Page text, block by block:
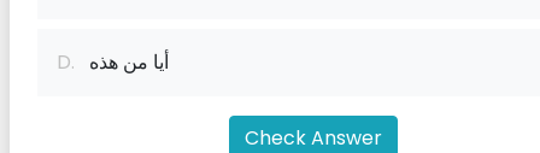
D. أيا من هذه
Check Answer